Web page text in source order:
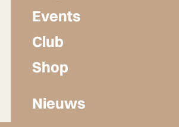
Events
Club
Shop
Nieuws